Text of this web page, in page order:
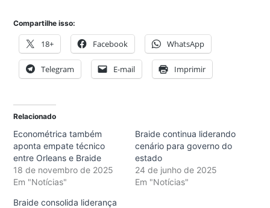
Compartilhe isso:
18+ Facebook WhatsApp
Telegram E-mail Imprimir
Relacionado
Econométrica também
aponta empate técnico
entre Orleans e Braide
18 de novembro de 2025
Em "Notícias"
Braide continua liderando
cenário para governo do
estado
24 de junho de 2025
Em "Notícias"
Braide consolida liderança